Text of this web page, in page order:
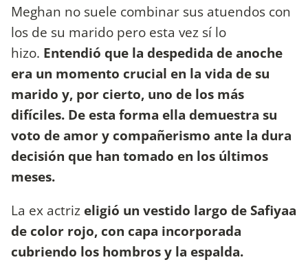
Meghan no suele combinar sus atuendos con
los de su marido pero esta vez sí lo
hizo. Entendió que la despedida de anoche
era un momento crucial en la vida de su
marido y, por cierto, uno de los más
difíciles. De esta forma ella demuestra su
voto de amor y compañerismo ante la dura
decisión que han tomado en los últimos
meses.
La ex actriz eligió un vestido largo de Safiyaa
de color rojo, con capa incorporada
cubriendo los hombros y la espalda.